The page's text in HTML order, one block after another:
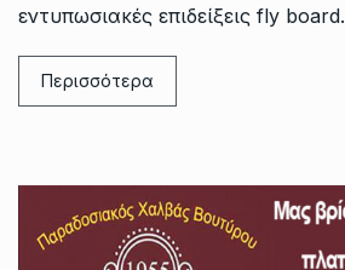
εντυπωσιακές επιδείξεις fly board.
Περισσότερα